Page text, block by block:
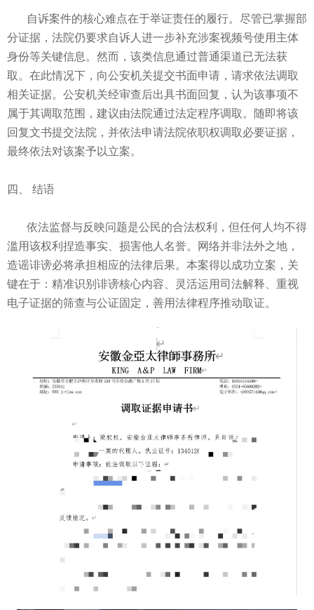
自诉案件的核心难点在于举证责任的履行。尽管已掌握部
分证据，法院仍要求自诉人进一步补充涉案视频号使用主体
身份等关键信息。然而，该类信息通过普通渠道已无法获
取。在此情况下，向公安机关提交书面申请，请求依法调取
相关证据。公安机关经审查后出具书面回复，认为该事项不
属于其调取范围，建议由法院通过法定程序调取。随即将该
回复文书提交法院，并依法申请法院依职权调取必要证据，
最终依法对该案予以立案。
四、 结语
依法监督与反映问题是公民的合法权利，但任何人均不得
滥用该权利捏造事实、损害他人名誉。网络并非法外之地，
造谣诽谤必将承担相应的法律后果。本案得以成功立案，关
键在于：精准识别诽谤核心内容、灵活运用司法解释、重视
电子证据的筛查与公证固定，善用法律程序推动取证。